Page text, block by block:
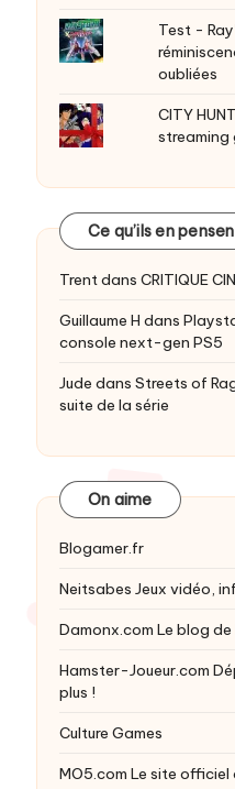
Test -
oubliées
CITY
streaming
Ce qu’ils en
Trentdans CRITIQUE
Guillaume H dans
console next-gen PS5
Jude dans Streets of
suite de la série
On aime
Blogamer.fr
Neitsabes Jeux vidéo,
Damonx.com Le blog
Hamster-Joueur.com
plus !
Culture Games
MO5.com Le site officiel